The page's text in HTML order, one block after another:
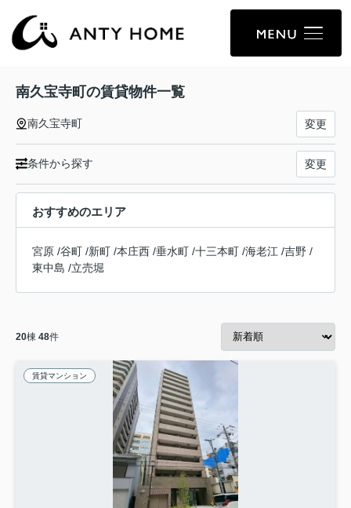
南久宝寺町の賃貸物件一覧
南久宝寺町 変更
条件から探す 変更
おすすめのエリア
宮原 /谷町 /新町 /本庄西 /垂水町 /十三本町 /海老江 /吉野 /
東中島 /立売堀
20棟 48件
賃貸マンション